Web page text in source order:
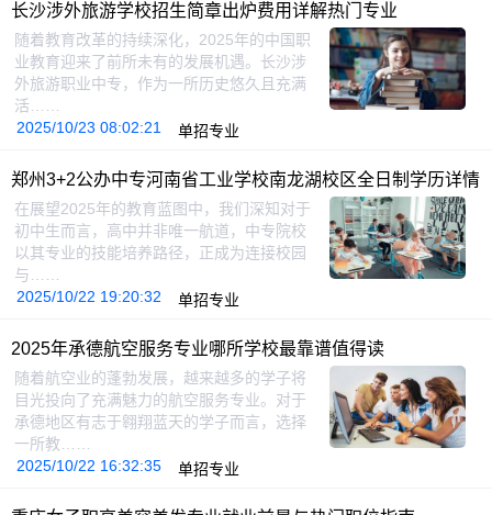
长沙涉外旅游学校招生简章出炉费用详解热门专业
随着教育改革的持续深化，2025年的中国职
业教育迎来了前所未有的发展机遇。长沙涉
外旅游职业中专，作为一所历史悠久且充满
活……
2025/10/23 08:02:21
单招专业
郑州3+2公办中专河南省工业学校南龙湖校区全日制学历详情
在展望2025年的教育蓝图中，我们深知对于
初中生而言，高中并非唯一航道，中专院校
以其专业的技能培养路径，正成为连接校园
与……
2025/10/22 19:20:32
单招专业
2025年承德航空服务专业哪所学校最靠谱值得读
随着航空业的蓬勃发展，越来越多的学子将
目光投向了充满魅力的航空服务专业。对于
承德地区有志于翱翔蓝天的学子而言，选择
一所教……
2025/10/22 16:32:35
单招专业